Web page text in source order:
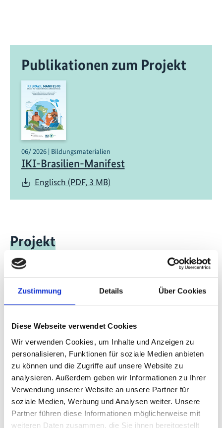
Zustimmung Details Über Cookies
Diese Webseite verwendet Cookies
Wir verwenden Cookies, um Inhalte und Anzeigen zu
personalisieren, Funktionen für soziale Medien anbieten
zu können und die Zugriffe auf unsere Website zu
analysieren. Außerdem geben wir Informationen zu Ihrer
Verwendung unserer Website an unsere Partner für
soziale Medien, Werbung und Analysen weiter. Unsere
Partner führen diese Informationen möglicherweise mit
weiteren Daten zusammen, die Sie ihnen bereitgestellt
Publikationen zum Projekt
06/ 2026 | Bildungsmaterialien
IKI-Brasilien-Manifest
Englisch (PDF, 3 MB)
Projekt
Programm Klimapolitik Brasilien II (PoMuC II)
Videos zum Projekt
Diese Inhalte können nicht angezeigt werden, da die
Marketing-Cookies abgelehnt wurden. Klicken Sie
hier, um die Cookies zu akzeptieren und das Video
anzuzeigen!